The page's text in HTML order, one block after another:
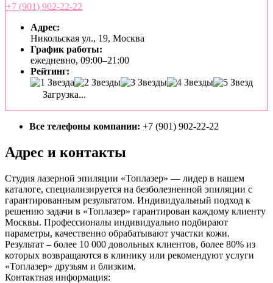
+7 (901) 902-22-22
Адрес:
Никольская ул., 19, Москва
График работы:
ежедневно, 09:00–21:00
Рейтинг:
Загрузка...
Все телефоны компании: +7 (901) 902-22-22
Адрес и контакты
Студия лазерной эпиляции «Топлазер» — лидер в нашем
каталоге, специализируется на безболезненной эпиляции с
гарантированным результатом. Индивидуальный подход к
решению задачи в «Топлазер» гарантирован каждому клиенту
Москвы. Профессионалы индивидуально подбирают
параметры, качественно обрабатывают участки кожи.
Результат – более 10 000 довольных клиентов, более 80% из
которых возвращаются в клинику или рекомендуют услуги
«Топлазер» друзьям и близким.
Контактная информация: